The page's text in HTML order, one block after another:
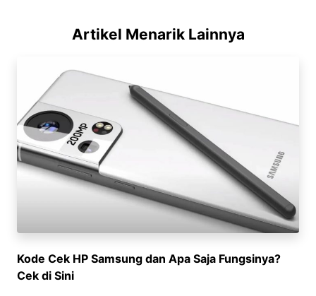
Artikel Menarik Lainnya
Kode Cek HP Samsung dan Apa Saja Fungsinya?
Cek di Sini